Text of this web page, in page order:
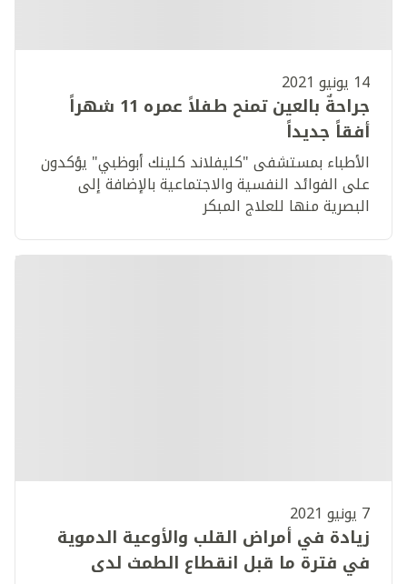
14 يونيو 2021
جراحةٌ بالعين تمنح طفلاً عمره 11 شهراً
أفقاً جديداً
الأطباء بمستشفى "كليفلاند كلينك أبوظبي" يؤكدون
على الفوائد النفسية والاجتماعية بالإضافة إلى
البصرية منها للعلاج المبكر
7 يونيو 2021
زيادة في أمراض القلب والأوعية الدموية
في فترة ما قبل انقطاع الطمث لدى